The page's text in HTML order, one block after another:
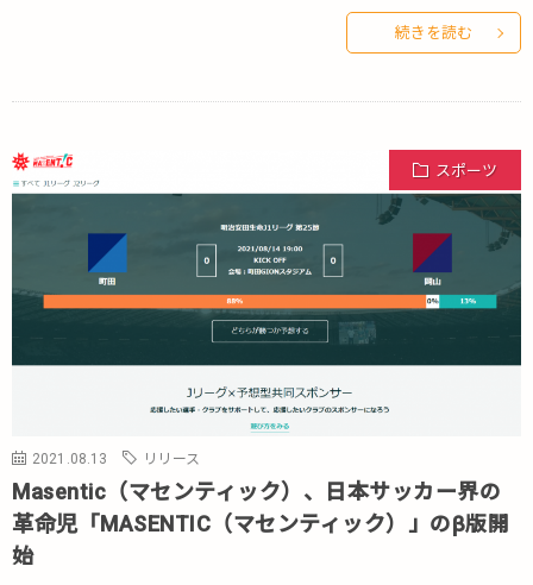
続きを読む
スポーツ
2021.08.13 リリース
Masentic（マセンティック）、日本サッカー界の
革命児「MASENTIC（マセンティック）」のβ版開
始